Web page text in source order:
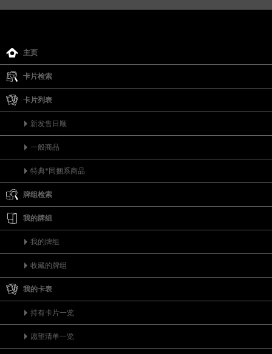
主页
卡片检索
卡片列表
新发售日顺
一般商品
特典*同捆系商品
牌组检索
我的牌组
我的牌组
收藏的牌组
我的卡表
持有卡片一览
愿望清单一览